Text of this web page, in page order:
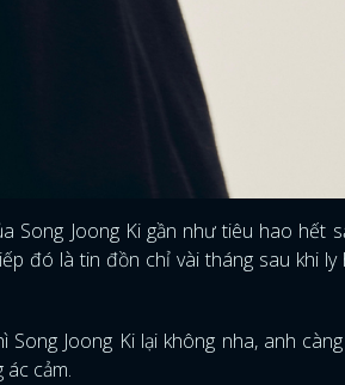
Song Joong Ki gần như tiêu hao hết
đó là tin đồn chỉ vài tháng sau khi ly
Joong Ki lại không nha, anh
cảm.